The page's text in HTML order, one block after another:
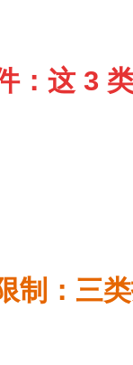
：这 3
制：三